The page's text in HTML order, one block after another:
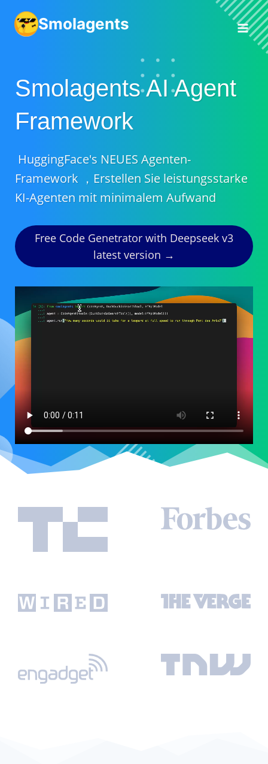
Inhalt
springen
Smolagents
Smolagents AI Agent
Framework
HuggingFace's NEUES Agenten-
Framework ，Erstellen Sie leistungsstarke
KI-Agenten mit minimalem Aufwand
Free Code Genetrator with Deepseek v3
latest version →